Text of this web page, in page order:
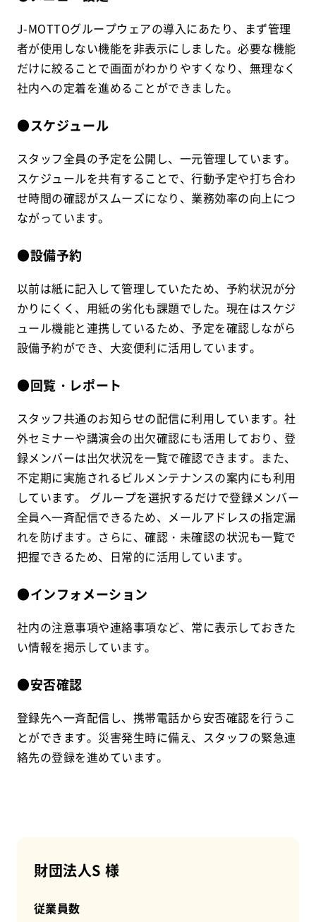
J-MOTTOグループウェアの導入にあたり、まず管理
者が使用しない機能を非表示にしました。必要な機能
だけに絞ることで画面がわかりやすくなり、無理なく
社内への定着を進めることができました。
●スケジュール
スタッフ全員の予定を公開し、一元管理しています。
スケジュールを共有することで、行動予定や打ち合わ
せ時間の確認がスムーズになり、業務効率の向上につ
ながっています。
●設備予約
以前は紙に記入して管理していたため、予約状況が分
かりにくく、用紙の劣化も課題でした。現在はスケジ
ュール機能と連携しているため、予定を確認しながら
設備予約ができ、大変便利に活用しています。
●回覧・レポート
スタッフ共通のお知らせの配信に利用しています。社
外セミナーや講演会の出欠確認にも活用しており、登
録メンバーは出欠状況を一覧で確認できます。また、
不定期に実施されるビルメンテナンスの案内にも利用
しています。 グループを選択するだけで登録メンバー
全員へ一斉配信できるため、メールアドレスの指定漏
れを防げます。さらに、確認・未確認の状況も一覧で
把握できるため、日常的に活用しています。
●インフォメーション
社内の注意事項や連絡事項など、常に表示しておきた
い情報を掲示しています。
●安否確認
登録先へ一斉配信し、携帯電話から安否確認を行うこ
とができます。災害発生時に備え、スタッフの緊急連
絡先の登録を進めています。
財団法人S 様
従業員数